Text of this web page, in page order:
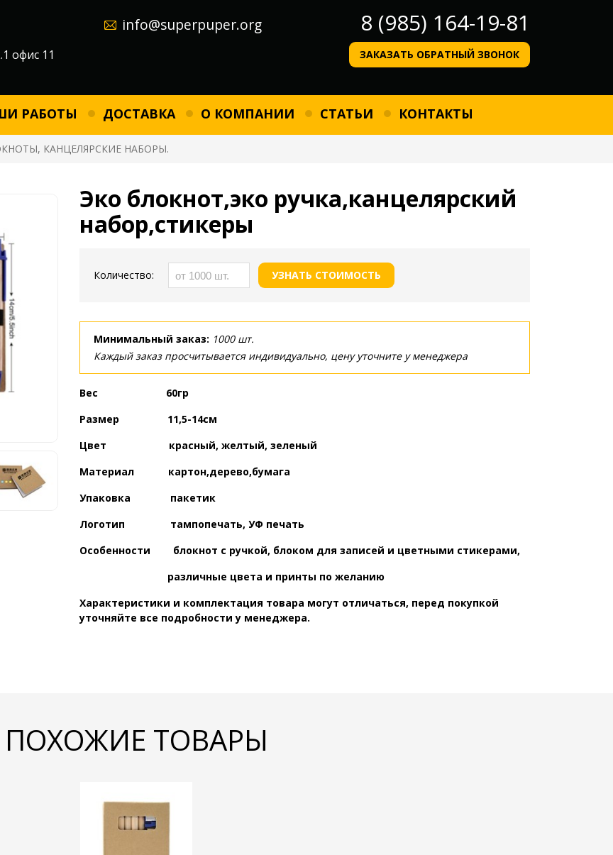
офис 11
info@superpuper.org 8 (985) 164-19-81
ЗАКАЗАТЬ ОБРАТНЫЙ ЗВОНОК
РАБОТЫ ДОСТАВКА О КОМПАНИИ СТАТЬИ КОНТАКТЫ
КАНЦЕЛЯРСКИЕ НАБОРЫ.
Эко блокнот,эко ручка,канцелярский
набор,стикеры
Количество: УЗНАТЬ СТОИМОСТЬ
Минимальный заказ: 1000 шт.
Каждый заказ просчитывается индивидуально, цену уточните у менеджера
Вес 60гр
Размер 11,5-14см
Цвет красный, желтый, зеленый
Материал картон,дерево,бумага
Упаковка пакетик
Логотип тампопечать, УФ печать
Особенности блокнот с ручкой, блоком для записей и цветными стикерами,
различные цвета и принты по желанию
Характеристики и комплектация товара могут отличаться, перед покупкой
уточняйте все подробности у менеджера.
ПОХОЖИЕ ТОВАРЫ